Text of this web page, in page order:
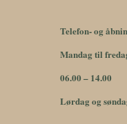
Telefon- og
Mandag til
06.00 – 14.00
Lørdag og